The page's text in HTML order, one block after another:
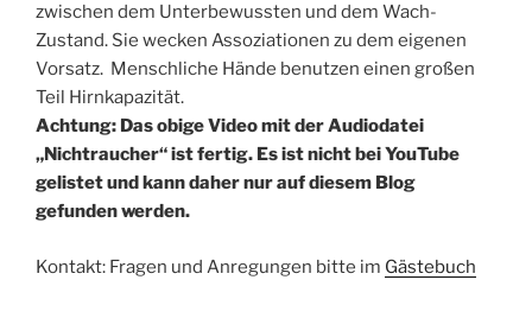
zwischen dem Unterbewussten und dem Wach-
Zustand. Sie wecken Assoziationen zu dem eigenen
Vorsatz. Menschliche Hände benutzen einen großen
Teil Hirnkapazität.
Achtung: Das obige Video mit der Audiodatei
„Nichtraucher“ ist fertig. Es ist nicht bei YouTube
gelistet und kann daher nur auf diesem Blog
gefunden werden.
Kontakt: Fragen und Anregungen bitte im Gästebuch